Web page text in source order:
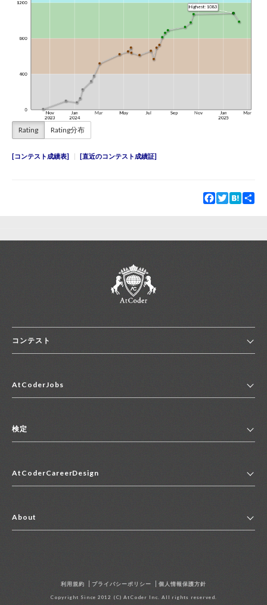
Rating Rating分布
コンテスト成績表 直近のコンテスト成績証
Facebook
TwitterHatena
コンテスト
コンテスト一覧
便利リンク集
AtCoderJobs
2027年新卒採用求人一覧
中途採用求人一覧
その他求人一覧
検定
マイページ
AtCoderCareerDesign
About
Copyright Since 2012 (C) AtCoder Inc. All rights reserved.
利用規約 プライバシーポリシー 個人情報保護方針